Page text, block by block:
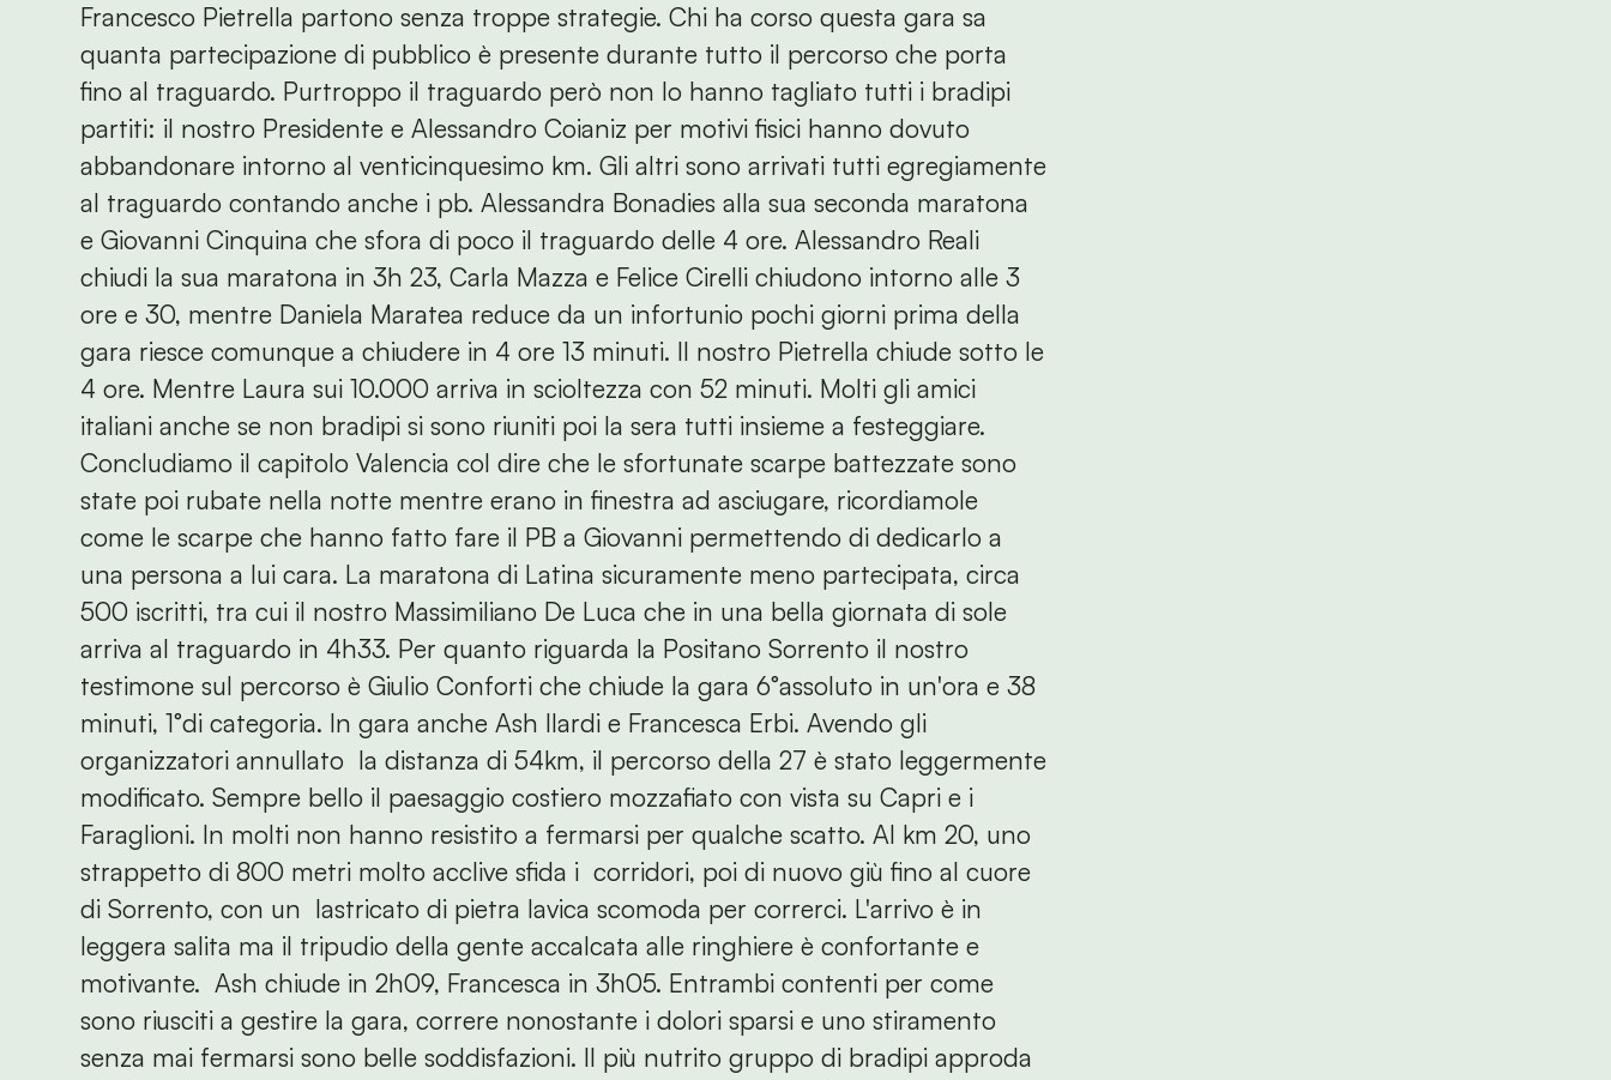
Francesco Pietrella partono senza troppe strategie. Chi ha corso questa gara sa
quanta partecipazione di pubblico è presente durante tutto il percorso che porta
fino al traguardo. Purtroppo il traguardo però non lo hanno tagliato tutti i bradipi
partiti: il nostro Presidente e Alessandro Coianiz per motivi fisici hanno dovuto
abbandonare intorno al venticinquesimo km. Gli altri sono arrivati tutti egregiamente
al traguardo contando anche i pb. Alessandra Bonadies alla sua seconda maratona
e Giovanni Cinquina che sfora di poco il traguardo delle 4 ore. Alessandro Reali
chiudi la sua maratona in 3h 23, Carla Mazza e Felice Cirelli chiudono intorno alle 3
ore e 30, mentre Daniela Maratea reduce da un infortunio pochi giorni prima della
gara riesce comunque a chiudere in 4 ore 13 minuti. Il nostro Pietrella chiude sotto le
4 ore. Mentre Laura sui 10.000 arriva in scioltezza con 52 minuti. Molti gli amici
italiani anche se non bradipi si sono riuniti poi la sera tutti insieme a festeggiare.
Concludiamo il capitolo Valencia col dire che le sfortunate scarpe battezzate sono
state poi rubate nella notte mentre erano in finestra ad asciugare, ricordiamole
come le scarpe che hanno fatto fare il PB a Giovanni permettendo di dedicarlo a
una persona a lui cara. La maratona di Latina sicuramente meno partecipata, circa
500 iscritti, tra cui il nostro Massimiliano De Luca che in una bella giornata di sole
arriva al traguardo in 4h33. Per quanto riguarda la Positano Sorrento il nostro
testimone sul percorso è Giulio Conforti che chiude la gara 6°assoluto in un'ora e 38
minuti, 1°di categoria. In gara anche Ash Ilardi e Francesca Erbi. Avendo gli
organizzatori annullato la distanza di 54km, il percorso della 27 è stato leggermente
modificato. Sempre bello il paesaggio costiero mozzafiato con vista su Capri e i
Faraglioni. In molti non hanno resistito a fermarsi per qualche scatto. Al km 20, uno
strappetto di 800 metri molto acclive sfida i corridori, poi di nuovo giù fino al cuore
di Sorrento, con un lastricato di pietra lavica scomoda per correrci. L'arrivo è in
leggera salita ma il tripudio della gente accalcata alle ringhiere è confortante e
motivante. Ash chiude in 2h09, Francesca in 3h05. Entrambi contenti per come
sono riusciti a gestire la gara, correre nonostante i dolori sparsi e uno stiramento
senza mai fermarsi sono belle soddisfazioni. Il più nutrito gruppo di bradipi approda